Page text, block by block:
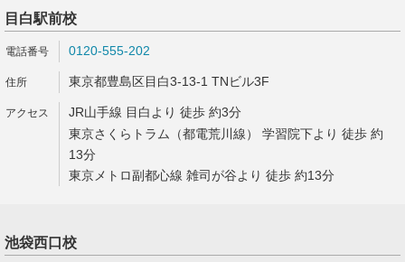
目白駅前校
0120-555-202
東京都豊島区目白3-13-1 TNビル3F
JR山手線 目白より 徒歩 約3分
東京さくらトラム（都電荒川線） 学習院下より 徒歩 約
13分
東京メトロ副都心線 雑司が谷より 徒歩 約13分
池袋西口校